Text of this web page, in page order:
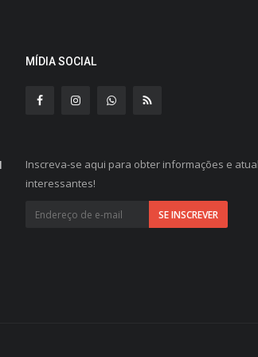
MÍDIA SOCIAL
Inscreva-se aqui para obter informações e
interessantes!